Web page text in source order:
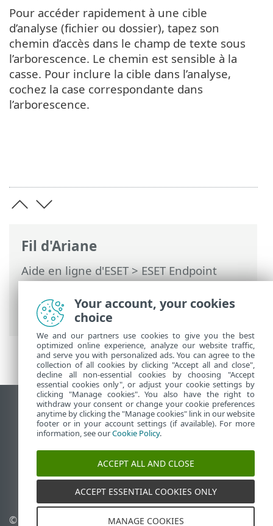
Fil d'Ariane
Aide en ligne d'ESET>ESET Endpoint
Antivirus>Configuration avancée>
Analyse>Analyse du périphérique>
Cibles à analyser
Pour accéder rapidement à une cible
d’analyse (fichier ou dossier), tapez son
chemin d’accès dans le champ de texte sous
l’arborescence. Le chemin est sensible à la
casse. Pour inclure la cible dans l’analyse,
cochez la case correspondante dans
l’arborescence.
Afficher le site pour ordinateur de bureau
End of Life
Base de connaissances ESET
Forum ESET
ESET Status Portal
Assistance régionale
© 1992 - 2026 ESET, spol. s Gérer les témoins
Your account, your cookies
choice
We and our partners use cookies to give you the best
optimized online experience, analyze our website traffic,
and serve you with personalized ads. You can agree to the
collection of all cookies by clicking "Accept all and close",
decline all non-essential cookies by choosing "Accept
essential cookies only", or adjust your cookie settings by
clicking "Manage cookies". You also have the right to
withdraw your consent or change your cookie preferences
anytime by clicking the "Manage cookies" link in our website
footer or in your account settings (if available). For more
information, see ourCookie Policy.
ACCEPT ALL AND CLOSE
ACCEPT ESSENTIAL COOKIES ONLY
MANAGE COOKIES